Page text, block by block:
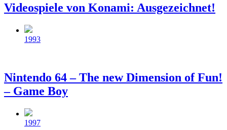
Videospiele von Konami: Ausgezeichnet!
Beitragsdatum
1993
Nintendo 64 – The new Dimension of Fun!
– Game Boy
Beitragsdatum
1997